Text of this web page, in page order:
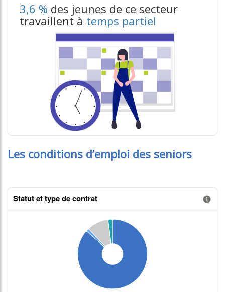
3,6 % des jeunes de ce secteur
travaillent à temps partiel
Les conditions d’emploi des seniors
Statut et type de contrat